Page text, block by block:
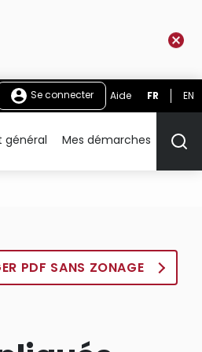
Se connecter Aide FR EN
général Mes démarches
PDF SANS ZONAGE